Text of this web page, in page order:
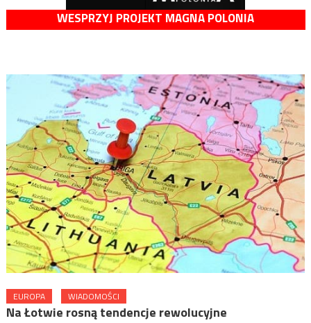
WESPRZYJ PROJEKT MAGNA POLONIA
EUROPA WIADOMOŚCI
Na Łotwie rosną tendencje rewolucyjne